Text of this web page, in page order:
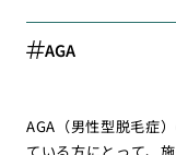
AGA
AGA（男性型脱毛症